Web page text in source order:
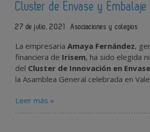
Cluster de Envase y Embalaje
27 de julio, 2021 Asociaciones y colegios
La empresaria Amaya Fernández,
financiera de Irisem, ha sido elegida
del Cluster de Innovación en
la Asamblea General celebrada en
Leer más »